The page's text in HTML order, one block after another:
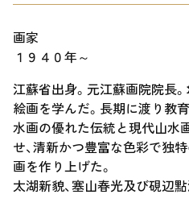
画家
１９４０年～
江蘇省出身。元江蘇画院院長
絵画を学んだ。長期に渡り教
水画の優れた伝統と現代山水
せ、清新かつ豊富な色彩で独
画を作り上げた。
太湖新貌、塞山春光及び硯辺點